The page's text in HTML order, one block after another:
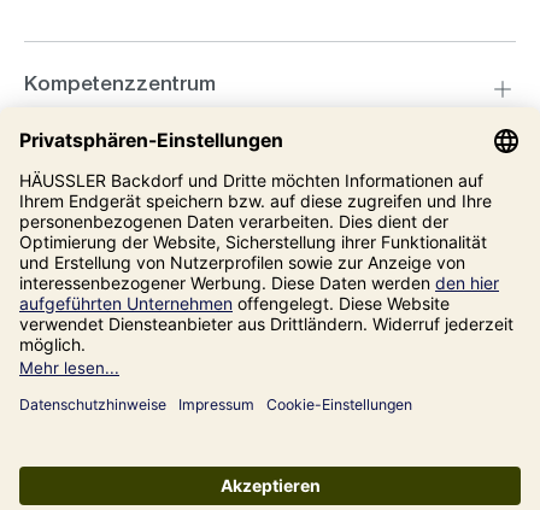
Kompetenzzentrum
Informationen
Unsere Adresse
Alle Preise inkl. gesetzl. Mehrwertsteuer zzgl.